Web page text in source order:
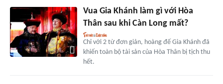
Vua Gia Khánh làm gì với Hòa
Thân sau khi Càn Long mất?
Chỉ với 2 từ đơn giản, hoàng đế Gia Khánh đã
khiến toàn bộ tài sản của Hòa Thân bị tịch thu
hết.